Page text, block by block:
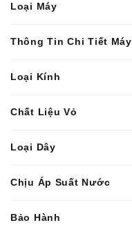
Loại Máy
Thông Tin Chi Tiết Máy
Loại Kính
Chất Liệu Vỏ
Loại Dây
Chịu Áp Suất Nước
Bảo Hành